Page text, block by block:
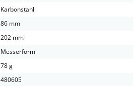
Karbonstahl
86 mm
202 mm
Messerform
78 g
480605